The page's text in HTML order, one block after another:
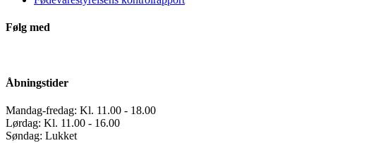
Følg med
Åbningstider
Mandag-fredag: Kl. 11.00 - 18.00
Lørdag: Kl. 11.00 - 16.00
Søndag: Lukket